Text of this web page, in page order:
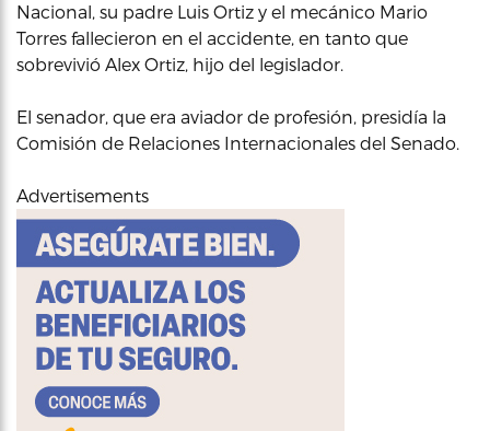
Nacional, su padre Luis Ortiz y el mecánico Mario
Torres fallecieron en el accidente, en tanto que
sobrevivió Alex Ortiz, hijo del legislador.
El senador, que era aviador de profesión, presidía la
Comisión de Relaciones Internacionales del Senado.
Advertisements